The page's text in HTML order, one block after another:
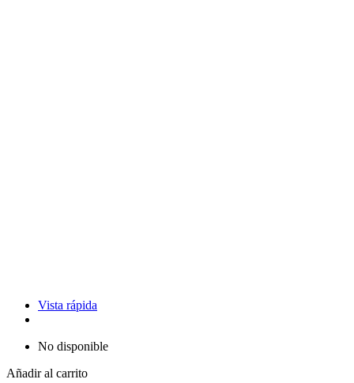
Vista rápida
No disponible
Añadir al carrito